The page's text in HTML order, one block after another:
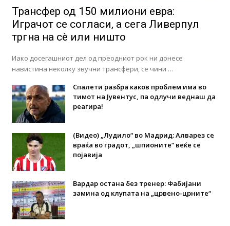
Трансфер од 150 милиони евра:
Играчот се согласи, а сега Ливерпул
тргна на сè или ништо
Иако досегашниот дел од преодниот рок ни донесе
навистина неколку звучни трансфери, се чини …
Спалети разбра каков проблем има во
тимот на Јувентус, па одлучи веднаш да
реагира!
(Видео) „Лудило“ во Мадрид: Алварез се
враќа во градот, „шпионите“ веќе се
појавија
Вардар остана без тренер: Фабијани
замина од клупата на „црвено-црните“